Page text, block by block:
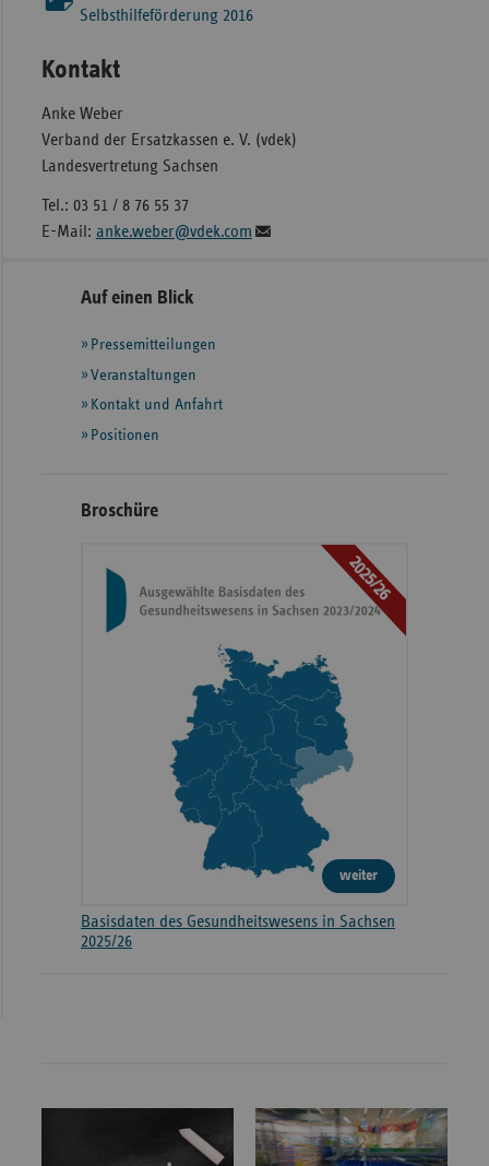
Selbsthilfeförderung 2016
Kontakt
Anke Weber
Verband der Ersatzkassen e. V. (vdek)
Landesvertretung Sachsen
Tel.: 03 51 / 8 76 55 37
E-Mail: anke.weber@vdek.com
Seitennavigation
Seitenleiste
weiteren
Informationen
Auf einen Blick
Pressemitteilungen
Veranstaltungen
Kontakt und Anfahrt
Positionen
Broschüre
2025/26
weiter
Basisdaten des Gesundheitswesens in Sachsen
2025/26